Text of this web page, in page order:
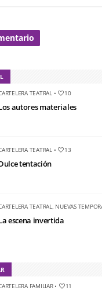
TEATRAL• 10
autores materiales
TEATRAL• 13
tentación
TEATRAL, NUEVAS
escena invertida
FAMILIAR• 11